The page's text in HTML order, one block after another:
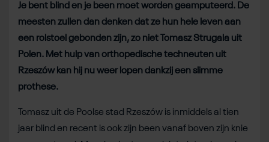
Je bent blind en je been moet worden geamputeerd. De
meesten zullen dan denken dat ze hun hele leven aan
een rolstoel gebonden zijn, zo niet Tomasz Strugala uit
Polen. Met hulp van orthopedische techneuten uit
Rzeszów kan hij nu weer lopen dankzij een slimme
prothese.
Tomasz uit de Poolse stad Rzeszów is inmiddels al tien
jaar blind en recent is ook zijn been vanaf boven zijn knie